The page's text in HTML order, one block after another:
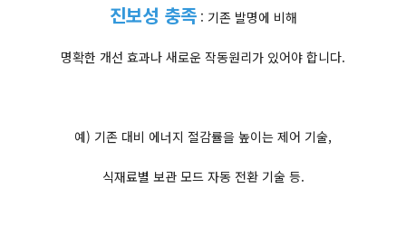
진보성 충족: 기존 발명에 비해
명확한 개선 효과나 새로운 작동원리가 있어야 합니다.
예) 기존 대비 에너지 절감률을 높이는 제어 기술,
식재료별 보관 모드 자동 전환 기술 등.